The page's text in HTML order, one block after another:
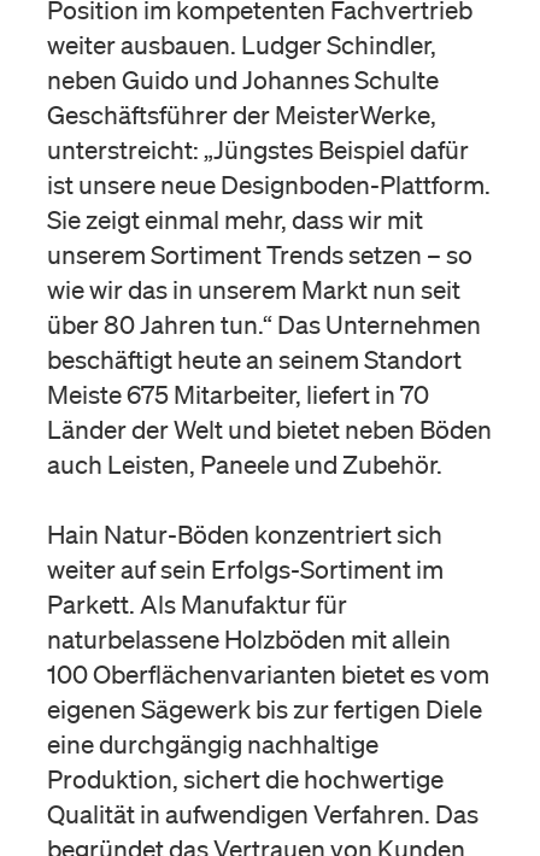
Position im kompetenten Fachvertrieb
weiter ausbauen. Ludger Schindler,
neben Guido und Johannes Schulte
Geschäftsführer der MeisterWerke,
unterstreicht: „Jüngstes Beispiel dafür
ist unsere neue Designboden-Plattform.
Sie zeigt einmal mehr, dass wir mit
unserem Sortiment Trends setzen – so
wie wir das in unserem Markt nun seit
über 80 Jahren tun.“ Das Unternehmen
beschäftigt heute an seinem Standort
Meiste 675 Mitarbeiter, liefert in 70
Länder der Welt und bietet neben Böden
auch Leisten, Paneele und Zubehör.
Hain Natur-Böden konzentriert sich
weiter auf sein Erfolgs-Sortiment im
Parkett. Als Manufaktur für
naturbelassene Holzböden mit allein
100 Oberflächenvarianten bietet es vom
eigenen Sägewerk bis zur fertigen Diele
eine durchgängig nachhaltige
Produktion, sichert die hochwertige
Qualität in aufwendigen Verfahren. Das
begründet das Vertrauen von Kunden